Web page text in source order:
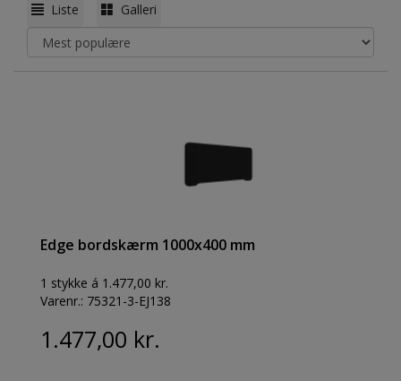
Liste
Galleri
Edge bordskærm 1000x400 mm
1 stykke á 1.477,00 kr.
Varenr.: 75321-3-EJ138
1.477,00 kr.